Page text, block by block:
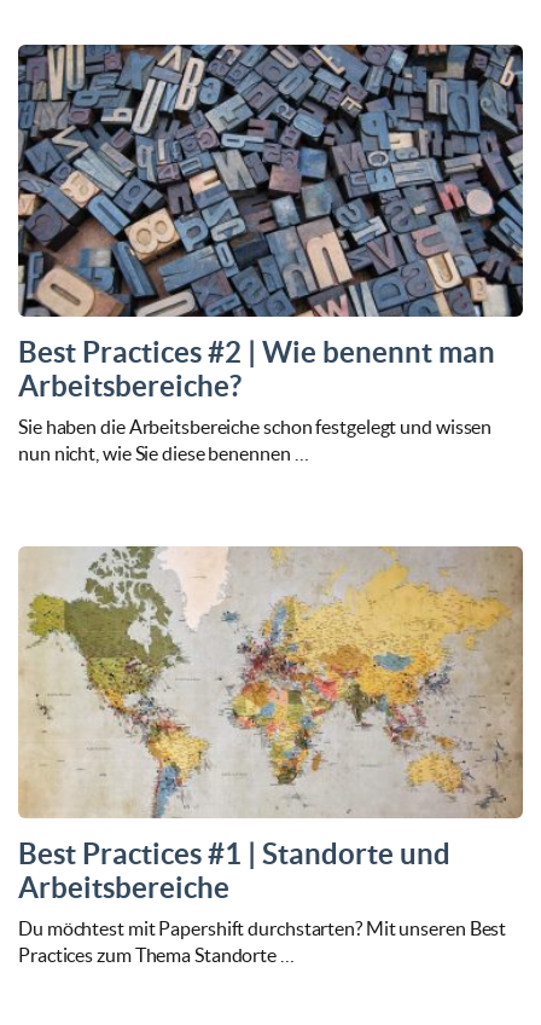
Best Practices #2 | Wie benennt man
Arbeitsbereiche?
Sie haben die Arbeitsbereiche schon festgelegt und wissen
nun nicht, wie Sie diese benennen …
Best Practices #1 | Standorte und
Arbeitsbereiche
Du möchtest mit Papershift durchstarten? Mit unseren Best
Practices zum Thema Standorte …